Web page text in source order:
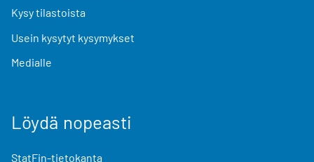
Kysy tilastoista
Usein kysytyt kysymykset
Medialle
Löydä nopeasti
StatFin-tietokanta